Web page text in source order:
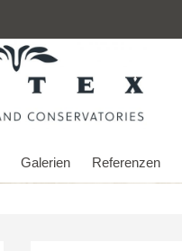
Galerien Referenzen